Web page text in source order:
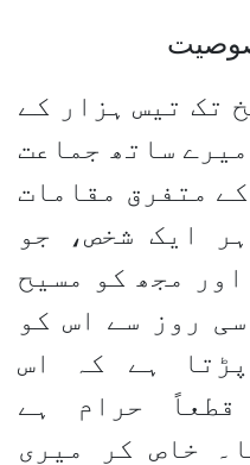
تک تیس ہزار کے
ساتھ جماعت
متفرق مقامات
ایک شخص، جو
مجھ کو مسیح
روز سے اس کو
ہے کہ اس
قطعاً حرام ہے
خاص کر میری